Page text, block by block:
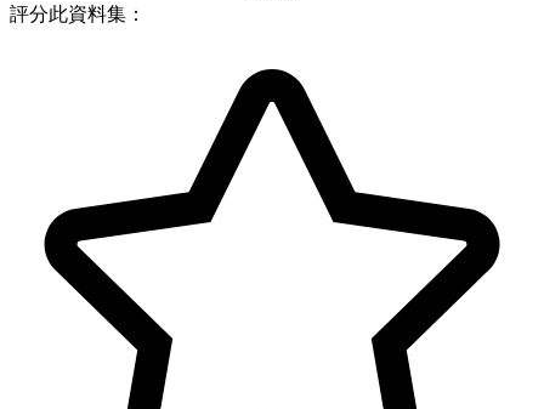
評分此資料集：